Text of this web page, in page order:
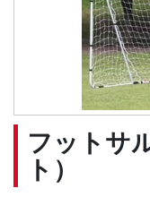
フットサ
ト）